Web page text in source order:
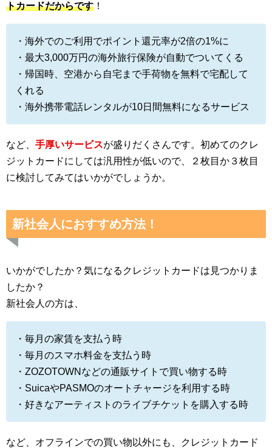
トカードだからです ！
・海外でのご利用でポイント還元率が2倍の1%に
・最大3,000万円の海外旅行保険が自動でついてくる
・帰国時、空港から自宅まで手荷物を無料で宅配して
くれる
・海外携帯電話レンタルが10日間無料になるサービス
など、 手厚いサービスが盛りだくさんです。初めてのクレ
ジットカードにしては汎用性が低いので、２枚目か３枚目
に検討してみてはいかがでしょうか。
新社会人におすすめ方法！
いかがでしたか？気になるクレジットカードは見つかりま
したか？
新社会人の方は、
・毎月の家賃を支払う時
・毎月のスマホ料金を支払う時
・ZOZOTOWNなどの通販サイトで買い物する時
・SuicaやPASMOのオートチャージを利用する時
・好きなアーティストのライブチケットを購入する時
など、オフラインでの買い物以外にも、クレジットカード